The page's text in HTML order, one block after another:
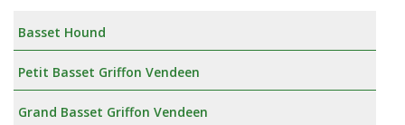
Basset Hound
Petit Basset Griffon Vendeen
Grand Basset Griffon Vendeen